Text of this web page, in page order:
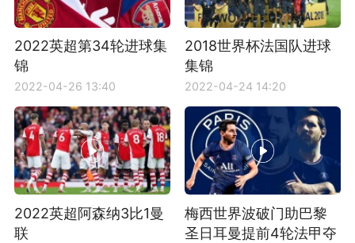
2022英超第34轮进球集
锦
2022-04-26 13:40
2018世界杯法国队进球
集锦
2022-04-24 14:20
2022英超阿森纳3比1曼
联
梅西世界波破门助巴黎
圣日耳曼提前4轮法甲夺